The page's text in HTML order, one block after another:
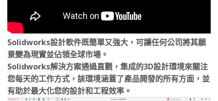
Solidworks設計軟件既簡單又強大，可讓任何公司將其願
景變為現實並佔領全球市場。
Solidworks解決方案通過直觀，集成的3D設計環境來關注
您每天的工作方式，該環境涵蓋了產品開發的所有方面，並
有助於最大化您的設計和工程效率。